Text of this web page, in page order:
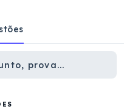
prova...